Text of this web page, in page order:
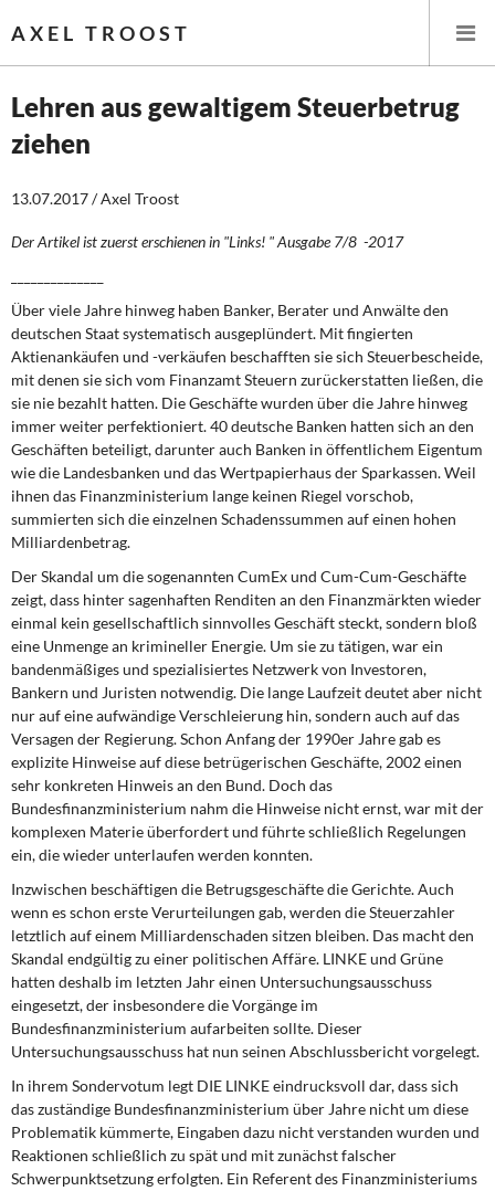
AXEL TROOST
Startseite
Themen
Leitlinien linker Wirtschafts- und Finanzpolitik
Wirtschaftspolitik
Steuer- und Finanzpolitik
Öffentliche Infrastruktur und Daseinsvorsorge
Eurokrise und Griechenland
DIE LINKE
Memo-Gruppe
Institut Solidarische Moderne
Rosa-Luxemburg-Stiftung
Über mich
Kontakt
Lehren aus gewaltigem Steuerbetrug
ziehen
13.07.2017 / Axel Troost
Der Artikel ist zuerst erschienen in "Links! " Ausgabe 7/8 -2017
Über viele Jahre hinweg haben Banker, Berater und Anwälte den
deutschen Staat systematisch ausgeplündert. Mit fingierten
Aktienankäufen und -verkäufen beschafften sie sich Steuerbescheide,
mit denen sie sich vom Finanzamt Steuern zurückerstatten ließen, die
sie nie bezahlt hatten. Die Geschäfte wurden über die Jahre hinweg
immer weiter perfektioniert. 40 deutsche Banken hatten sich an den
Geschäften beteiligt, darunter auch Banken in öffentlichem Eigentum
wie die Landesbanken und das Wertpapierhaus der Sparkassen. Weil
ihnen das Finanzministerium lange keinen Riegel vorschob,
summierten sich die einzelnen Schadenssummen auf einen hohen
Milliardenbetrag.
Der Skandal um die sogenannten CumEx und Cum-Cum-Geschäfte
zeigt, dass hinter sagenhaften Renditen an den Finanzmärkten wieder
einmal kein gesellschaftlich sinnvolles Geschäft steckt, sondern bloß
eine Unmenge an krimineller Energie. Um sie zu tätigen, war ein
bandenmäßiges und spezialisiertes Netzwerk von Investoren,
Bankern und Juristen notwendig. Die lange Laufzeit deutet aber nicht
nur auf eine aufwändige Verschleierung hin, sondern auch auf das
Versagen der Regierung. Schon Anfang der 1990er Jahre gab es
explizite Hinweise auf diese betrügerischen Geschäfte, 2002 einen
sehr konkreten Hinweis an den Bund. Doch das
Bundesfinanzministerium nahm die Hinweise nicht ernst, war mit der
komplexen Materie überfordert und führte schließlich Regelungen
ein, die wieder unterlaufen werden konnten.
Inzwischen beschäftigen die Betrugsgeschäfte die Gerichte. Auch
wenn es schon erste Verurteilungen gab, werden die Steuerzahler
letztlich auf einem Milliardenschaden sitzen bleiben. Das macht den
Skandal endgültig zu einer politischen Affäre. LINKE und Grüne
hatten deshalb im letzten Jahr einen Untersuchungsausschuss
eingesetzt, der insbesondere die Vorgänge im
Bundesfinanzministerium aufarbeiten sollte. Dieser
Untersuchungsausschuss hat nun seinen Abschlussbericht vorgelegt.
In ihrem Sondervotum legt DIE LINKE eindrucksvoll dar, dass sich
das zuständige Bundesfinanzministerium über Jahre nicht um diese
Problematik kümmerte, Eingaben dazu nicht verstanden wurden und
Reaktionen schließlich zu spät und mit zunächst falscher
Schwerpunktsetzung erfolgten. Ein Referent des Finanzministeriums